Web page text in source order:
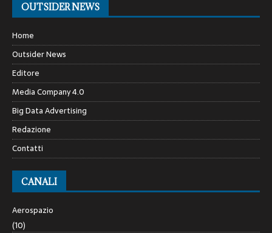
OUTSIDER NEWS
Home
Outsider News
Editore
Media Company 4.0
Big Data Advertising
Redazione
Contatti
CANALI
Aerospazio
(10)